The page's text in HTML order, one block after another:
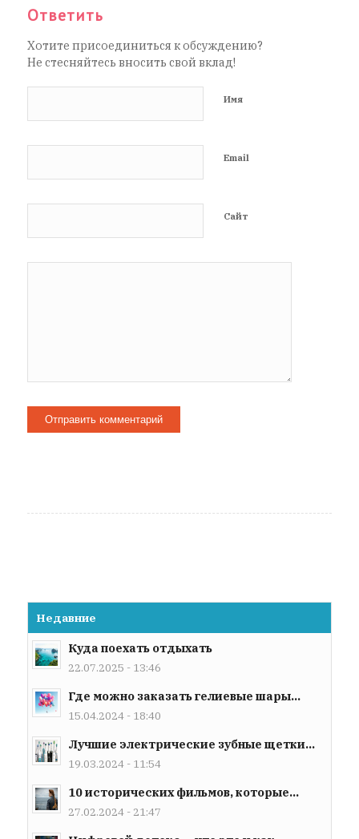
Ответить
Хотите присоединиться к обсуждению?
Не стесняйтесь вносить свой вклад!
Имя
Email
Сайт
Недавние
Куда поехать отдыхать
22.07.2025 - 13:46
Где можно заказать гелиевые шары...
15.04.2024 - 18:40
Лучшие электрические зубные щетки...
19.03.2024 - 11:54
10 исторических фильмов, которые...
27.02.2024 - 21:47